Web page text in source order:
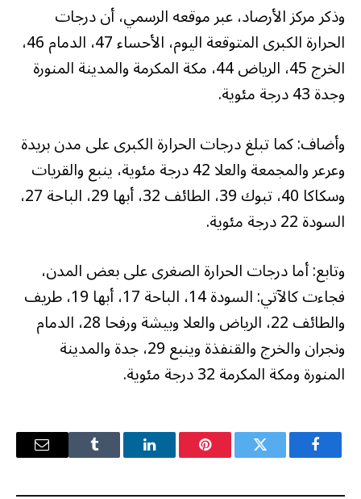
وذكر مركز الأرصاد، عبر موقعه الرسمي، أن درجات
الحرارة الكبرى المتوقعة اليوم، الأحساء 47، الدمام 46،
الخرج 45، الرياض 44، مكة المكرمة والمدينة المنورة
وجدة 43 درجة مئوية.
وأضاف: كما تبلغ درجات الحرارة الكبرى على مدن بريدة
وعرعر والمجمعة والعلا 42 درجة مئوية، ينبع والقريات
وسكاكا 40، تبوك 39، الطائف 32، أبها 29، الباحة 27،
السودة 22 درجة مئوية.
وتابع: أما درجات الحرارة الصغرى على بعض المدن،
فجاءت كالآتي: السودة 14، الباحة 17، أبها 19، طريف
والطائف 22، الرياض والعلا وبيشة ورفحا 28، الدمام
ونجران والخرج والقنفذة وينبع 29، جدة والمدينة
المنورة ومكة المكرمة 32 درجة مئوية.
فيسبوك تويتر بينتيريستلينكدإن Tumblr
البريد